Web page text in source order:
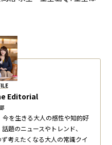
Editorial
を生きる大人の感性や知的好
題のニュースやトレンド、
考えたくなる大人の常識クイ